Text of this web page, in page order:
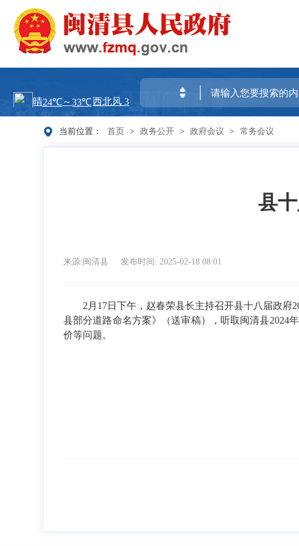
当前位置： 首页 > 政务公开 > 政府会议 > 常务会议
县
来源:闽清县 发布时间: 2025-02-18 08:01
2月17日下午，赵春荣县长主持召开县十八届政府
县部分道路命名方案》（送审稿），听取闽清县2024
价等问题。